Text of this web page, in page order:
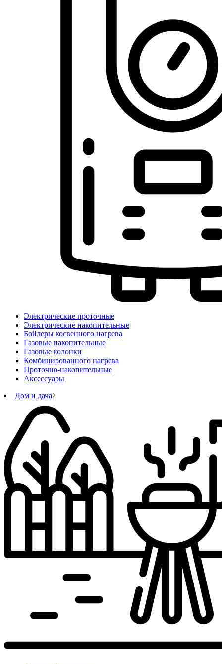
Электрические проточные
Электрические накопительные
Бойлеры косвенного нагрева
Газовые накопительные
Газовые колонки
Комбинированного нагрева
Проточно-накопительные
Аксессуары
Дом и дача